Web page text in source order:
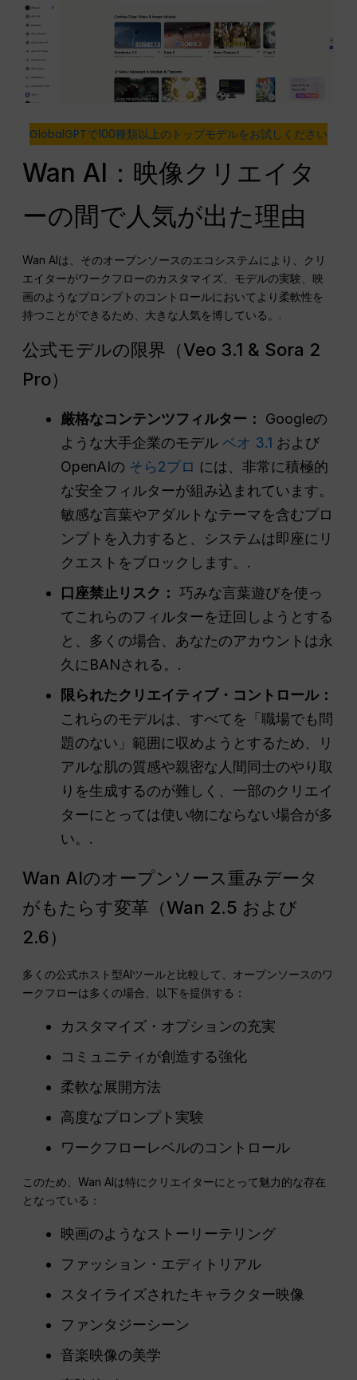
GlobalGPTで100種類以上のトップモデルをお試しください
Wan AI：映像クリエイタ
ーの間で人気が出た理由
Wan AIは、そのオープンソースのエコシステムにより、クリ
エイターがワークフローのカスタマイズ、モデルの実験、映
画のようなプロンプトのコントロールにおいてより柔軟性を
持つことができるため、大きな人気を博している。.
公式モデルの限界（Veo 3.1 & Sora 2
Pro）
厳格なコンテンツフィルター：
Googleの
ような大手企業のモデルベオ 3.1 および
OpenAIの そら2プロ には、非常に積極的
な安全フィルターが組み込まれています。
敏感な言葉やアダルトなテーマを含むプロ
ンプトを入力すると、システムは即座にリ
クエストをブロックします。.
口座禁止リスク： 巧みな言葉遊びを使っ
てこれらのフィルターを迂回しようとする
と、多くの場合、あなたのアカウントは永
久にBANされる。.
限られたクリエイティブ・コントロール：
これらのモデルは、すべてを「職場でも問
題のない」範囲に収めようとするため、リ
アルな肌の質感や親密な人間同士のやり取
りを生成するのが難しく、一部のクリエイ
ターにとっては使い物にならない場合が多
い。.
Wan AIのオープンソース重みデータ
がもたらす変革（Wan 2.5 および
2.6）
多くの公式ホスト型AIツールと比較して、オープンソースのワ
ークフローは多くの場合、以下を提供する：
カスタマイズ・オプションの充実
コミュニティが創造する強化
柔軟な展開方法
高度なプロンプト実験
ワークフローレベルのコントロール
このため、Wan AIは特にクリエイターにとって魅力的な存在
となっている：
映画のようなストーリーテリング
ファッション・エディトリアル
スタイライズされたキャラクター映像
ファンタジーシーン
音楽映像の美学